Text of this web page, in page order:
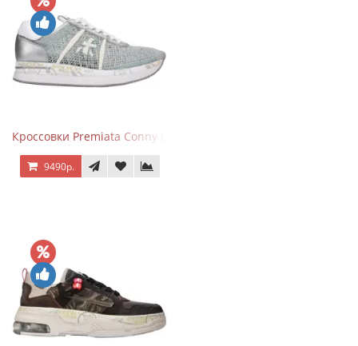
Кроссовки Premiata Conny Lace Blue Silver
9490р.